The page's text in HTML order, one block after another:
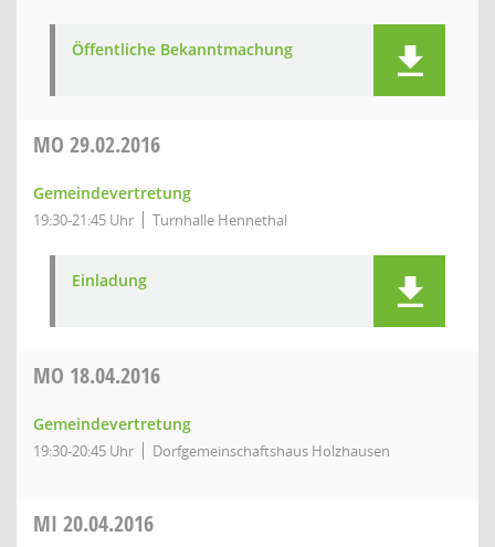
Öffentliche Bekanntmachung
MO 29.02.2016
Gemeindevertretung
19:30-21:45 Uhr Turnhalle Hennethal
Einladung
MO 18.04.2016
Gemeindevertretung
19:30-20:45 Uhr Dorfgemeinschaftshaus Holzhausen
MI 20.04.2016